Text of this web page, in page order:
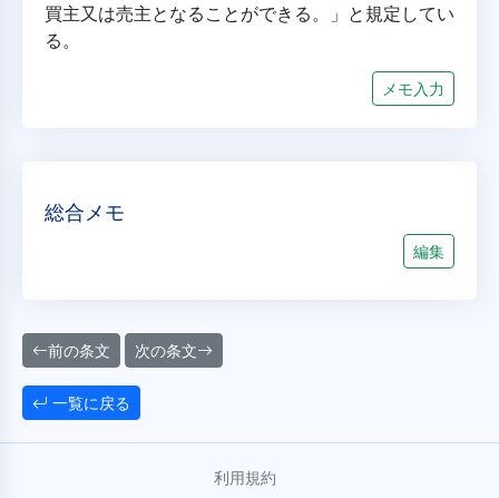
買主又は売主となることができる。」と規定してい
る。
メモ入力
総合メモ
編集
前の条文 次の条文
一覧に戻る
利用規約